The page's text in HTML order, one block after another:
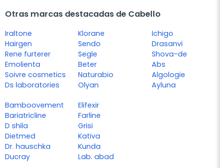
Otras marcas destacadas de Cabello
Iraltone
Hairgen
Rene furterer
Emolienta
Soivre cosmetics
Ds laboratories
Klorane
Sendo
Segle
Beter
Naturabio
Olyan
Ichigo
Drasanvi
Shova-de
Abs
Algologie
Ayluna
Bamboovement
Bariatricline
D shila
Dietmed
Dr. hauschka
Ducray
Elifexir
Farline
Grisi
Kativa
Kunda
Lab. abad